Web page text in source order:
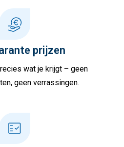
prijzen
wat je krijgt – geen
geen verrassingen.